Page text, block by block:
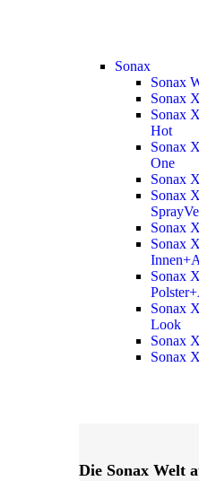
Sonax
Sonax
Sonax
Sonax
Hot
Sonax
One
Sonax
Sonax
Sonax
Sonax
Sonax
Sonax
Look
Sonax
Sonax
Die Sonax Welt